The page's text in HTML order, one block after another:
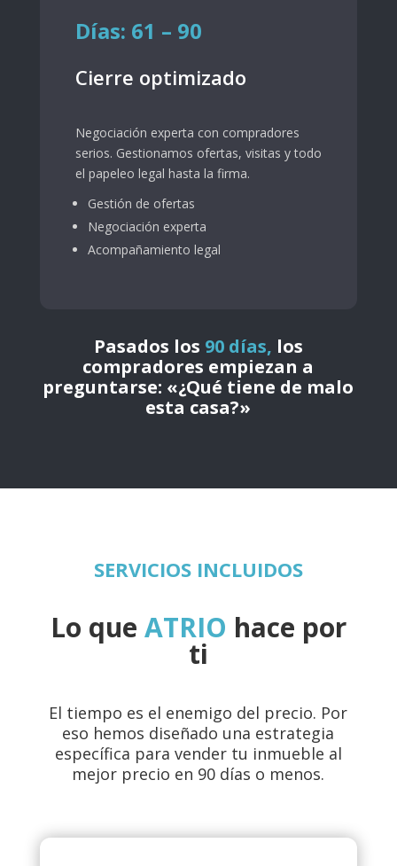
Días: 61 – 90
Cierre optimizado
Negociación experta con compradores
serios. Gestionamos ofertas, visitas y todo
el papeleo legal hasta la firma.
Gestión de ofertas
Negociación experta
Acompañamiento legal
Pasados los 90 días, los
compradores empiezan a
preguntarse: «¿Qué tiene de malo
esta casa?»
SERVICIOS INCLUIDOS
Lo que ATRIO hace por
ti
El tiempo es el enemigo del precio. Por
eso hemos diseñado una estrategia
específica para vender tu inmueble al
mejor precio en 90 días o menos.